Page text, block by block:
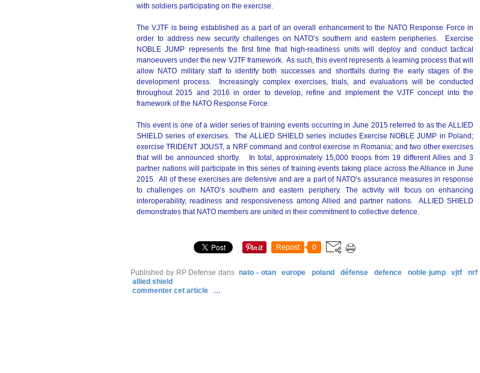
with soldiers participating on the exercise.
The VJTF is being established as a part of an overall enhancement to the NATO Response Force in
order to address new security challenges on NATO’s southern and eastern peripheries. Exercise
NOBLE JUMP represents the first time that high-readiness units will deploy and conduct tactical
manoeuvers under the new VJTF framework. As such, this event represents a learning process that will
allow NATO military staff to identify both successes and shortfalls during the early stages of the
development process. Increasingly complex exercises, trials, and evaluations will be conducted
throughout 2015 and 2016 in order to develop, refine and implement the VJTF concept into the
framework of the NATO Response Force.
This event is one of a wider series of training events occurring in June 2015 referred to as the ALLIED
SHIELD series of exercises. The ALLIED SHIELD series includes Exercise NOBLE JUMP in Poland;
exercise TRIDENT JOUST, a NRF command and control exercise in Romania; and two other exercises
that will be announced shortly. In total, approximately 15,000 troops from 19 different Allies and 3
partner nations will participate in this series of training events taking place across the Alliance in June
2015. All of these exercises are defensive and are a part of NATO’s assurance measures in response
to challenges on NATO’s southern and eastern periphery. The activity will focus on enhancing
interoperability, readiness and responsiveness among Allied and partner nations. ALLIED SHIELD
demonstrates that NATO members are united in their commitment to collective defence.
Repost 0
Published by RP Defense dans nato - otan europe poland défense defence noble jump vjtf
nrf
allied shield
commenter cet article
…